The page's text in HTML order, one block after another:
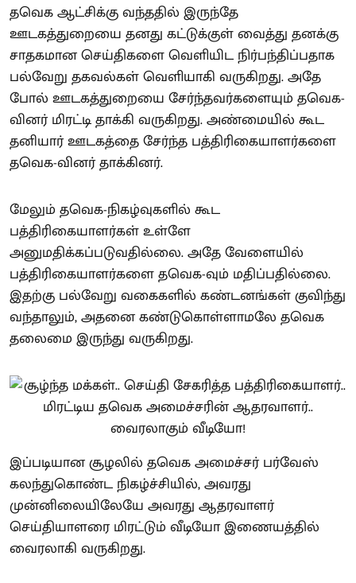
தவெக ஆட்சிக்கு வந்ததில் இருந்தே
ஊடகத்துறையை தனது கட்டுக்குள் வைத்து தனக்கு
சாதகமான செய்திகளை வெளியிட நிர்பந்திப்பதாக
பல்வேறு தகவல்கள் வெளியாகி வருகிறது. அதே
போல் ஊடகத்துறையை சேர்ந்தவர்களையும் தவெக-
வினர் மிரட்டி தாக்கி வருகிறது. அண்மையில் கூட
தனியார் ஊடகத்தை சேர்ந்த பத்திரிகையாளர்களை
தவெக-வினர் தாக்கினர்.
மேலும் தவெக-நிகழ்வுகளில் கூட
பத்திரிகையாளர்கள் உள்ளே
அனுமதிக்கப்படுவதில்லை. அதே வேளையில்
பத்திரிகையாளர்களை தவெக-வும் மதிப்பதில்லை.
இதற்கு பல்வேறு வகைகளில் கண்டனங்கள் குவிந்து
வந்தாலும், அதனை கண்டுகொள்ளாமலே தவெக
தலைமை இருந்து வருகிறது.
இப்படியான சூழலில் தவெக அமைச்சர் பர்வேஸ்
கலந்துகொண்ட நிகழ்ச்சியில், அவரது
முன்னிலையிலேயே அவரது ஆதரவாளர்
செய்தியாளரை மிரட்டும் வீடியோ இணையத்தில்
வைரலாகி வருகிறது.